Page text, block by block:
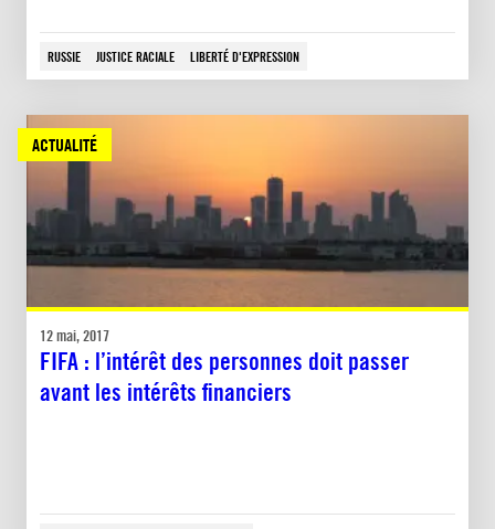
RUSSIE JUSTICE RACIALE LIBERTÉ D'EXPRESSION
ACTUALITÉ
12 mai, 2017
FIFA : l’intérêt des personnes doit passer
avant les intérêts financiers